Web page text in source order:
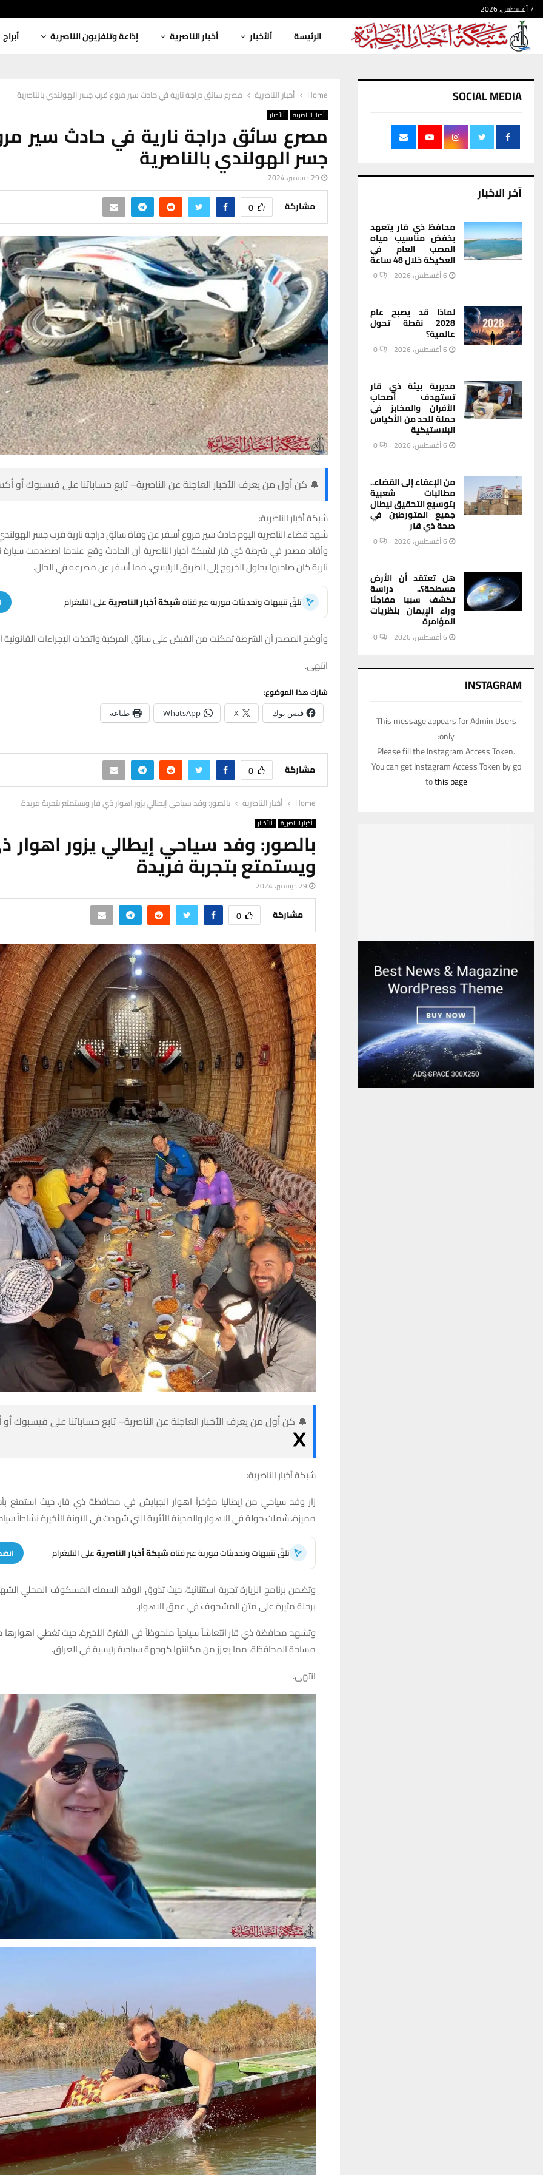
7 أغسطس، 2026
الرئيسة ألأخبار أخبار الناصرية إذاعة وتلفزيون الناصرية أبراج
Home أخبار الناصرية مصرع سائق دراجة نارية في حادث سير مروع قرب جسر الهولندي بالناصرية
أخبار الناصرية ألأخبار
مصرع سائق دراجة نارية في حادث سير
جسر الهولندي بالناصرية
29 ديسمبر، 2024
مشاركة 0
🔔 كن أول من يعرف الأخبار العاجلة عن الناصرية– تابع حساباتنا على فيسبوك أو
شبكة أخبار الناصرية:
شهد قضاء الناصرية اليوم حادث سير مروع أسفر عن وفاة سائق دراجة نارية قرب جسر
وأفاد مصدر في شرطة ذي قار لشبكة أخبار الناصرية أن الحادث وقع عندما اصطدمت سيارة
نارية كان صاحبها يحاول الخروج إلى الطريق الرئيسي، مما أسفر عن مصرعه في الحال.
تلقَّ تنبيهات وتحديثات فورية عبر قناةشبكة أخبار الناصريةعلى التليغرام
وأوضح المصدر أن الشرطة تمكنت من القبض على سائق المركبة واتخذت الإجراءات القانونية
انتهى.
شارك هذا الموضوع:
فيس بوك X
WhatsApp طباعة
مشاركة 0
Home أخبار الناصرية بالصور: وفد سياحي إيطالي يزور اهوار ذي قار ويستمتع بتجربة فريدة
أخبار الناصرية ألأخبار
بالصور: وفد سياحي إيطالي يزور اهوار
ويستمتع بتجربة فريدة
29 ديسمبر، 2024
مشاركة 0
🔔 كن أول من يعرف الأخبار العاجلة عن الناصرية– تابع حساباتنا على فيسبوك
شبكة أخبار الناصرية:
زار وفد سياحي من إيطاليا مؤخراً اهوار الجبايش في محافظة ذي قار، حيث استمتع
مميزة، شملت جولة في الاهوار والمدينة الأثرية التي شهدت في الآونة الأخيرة نشاطاً
تلقَّ تنبيهات وتحديثات فورية عبر قناةشبكة أخبار الناصريةعلى التليغرام
وتضمن برنامج الزيارة تجربة استثنائية، حيث تذوق الوفد السمك المسكوف المحلي
برحلة مثيرة على متن المشحوف في عمق الاهوار.
وتشهد محافظة ذي قار انتعاشاً سياحياً ملحوظاً في الفترة الأخيرة، حيث تغطي
مساحة المحافظة، مما يعزز من مكانتها كوجهة سياحية رئيسية في العراق.
انتهى.
SOCIAL MEDIA
آخر الاخبار
محافظ ذي قار يتعهد
بخفض مناسيب مياه
المصب العام في
العكيكة خلال 48 ساعة
6 أغسطس، 2026 0
لماذا قد يصبح عام
2028 نقطة تحول
عالمية؟
6 أغسطس، 2026 0
مديرية بيئة ذي قار
تستهدف أصحاب
الأفران والمخابز في
حملة للحد من الأكياس
البلاستيكية
6 أغسطس، 2026 0
من الإعفاء إلى القضاء..
مطالبات شعبية
بتوسيع التحقيق ليطال
جميع المتورطين في
صحة ذي قار
6 أغسطس، 2026 0
هل تعتقد أن الأرض
مسطحة؟.. دراسة
تكشف سببا مفاجئا
وراء الإيمان بنظريات
المؤامرة
6 أغسطس، 2026 0
INSTAGRAM
This message appears for Admin Users
only:
Please fill the Instagram Access Token.
You can get Instagram Access Token by go
tothis page